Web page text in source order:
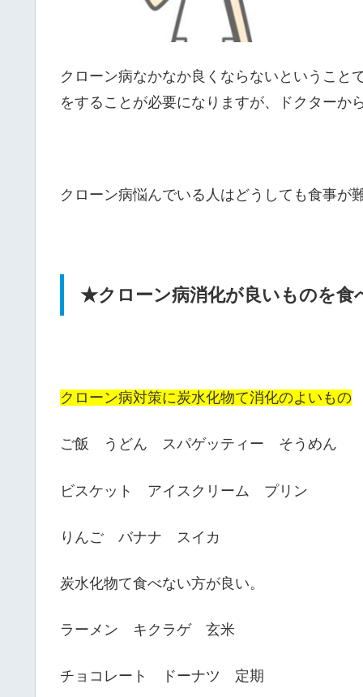
クローン病なかなか良くならないということ
をすることが必要になりますが、ドクターか
クローン病悩んでいる人はどうしても食事が
★クローン病消化が良いものを食
クローン病対策に炭水化物て消化のよいもの
ご飯 うどん スパゲッティー そうめん
ビスケット アイスクリーム プリン
りんご バナナ スイカ
炭水化物て食べない方が良い。
ラーメン キクラゲ 玄米
チョコレート ドーナツ 定期